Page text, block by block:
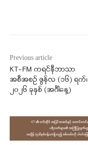
Previous article
KT-FM ကရင်နီဘာသာ
အစီအစဉ် ဇွန်လ (၁၆) ရက်၊
၂၀၂၆ ခုနှစ် (အင်္ဂါနေ့)